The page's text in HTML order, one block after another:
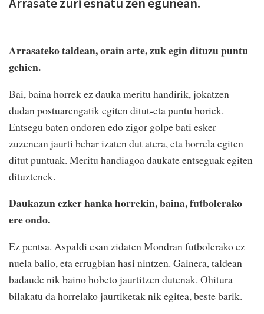
Arrasateko taldean, orain arte, zuk egin dituzu puntu
gehien.
Bai, baina horrek ez dauka meritu handirik, jokatzen
dudan postuarengatik egiten ditut-eta puntu horiek.
Entsegu baten ondoren edo zigor golpe bati esker
zuzenean jaurti behar izaten dut atera, eta horrela egiten
ditut puntuak. Meritu handiagoa daukate entseguak egiten
dituztenek.
Daukazun ezker hanka horrekin, baina, futbolerako
ere ondo.
Ez pentsa. Aspaldi esan zidaten Mondran futbolerako ez
nuela balio, eta errugbian hasi nintzen. Gainera, taldean
badaude nik baino hobeto jaurtitzen dutenak. Ohitura
bilakatu da horrelako jaurtiketak nik egitea, beste barik.